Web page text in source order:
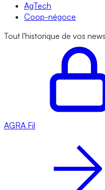
AgTech
Coop-négoce
Tout l'historique de vos
AGRA Fil